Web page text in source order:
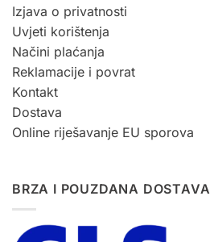
Izjava o privatnosti
Uvjeti korištenja
Načini plaćanja
Reklamacije i povrat
Kontakt
Dostava
Online riješavanje EU sporova
BRZA I POUZDANA DOSTAVA